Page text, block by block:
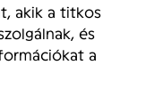
akik a titkos
és
a